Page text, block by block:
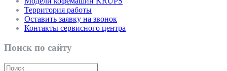
Территория работы
Оставить заявку на звонок
Контакты сервисного центра
Поиск по сайту